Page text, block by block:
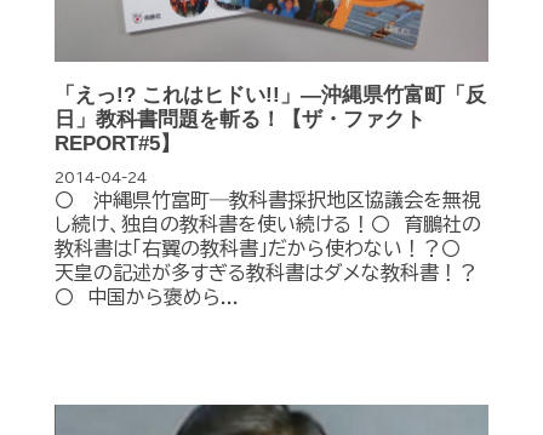
「えっ!? これはヒドい!!」―沖縄県竹富町「反
日」教科書問題を斬る！【ザ・ファクト
REPORT#5】
2014-04-24
〇 沖縄県竹富町―教科書採択地区協議会を無視
し続け、独自の教科書を使い続ける！〇 育鵬社の
教科書は「右翼の教科書」だから使わない！？〇
天皇の記述が多すぎる教科書はダメな教科書！？
〇 中国から褒めら...